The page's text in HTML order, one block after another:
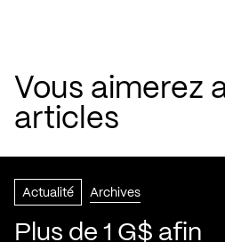
Vous aimerez
articles
Actualité Archives
Plus de 1 G$ afin